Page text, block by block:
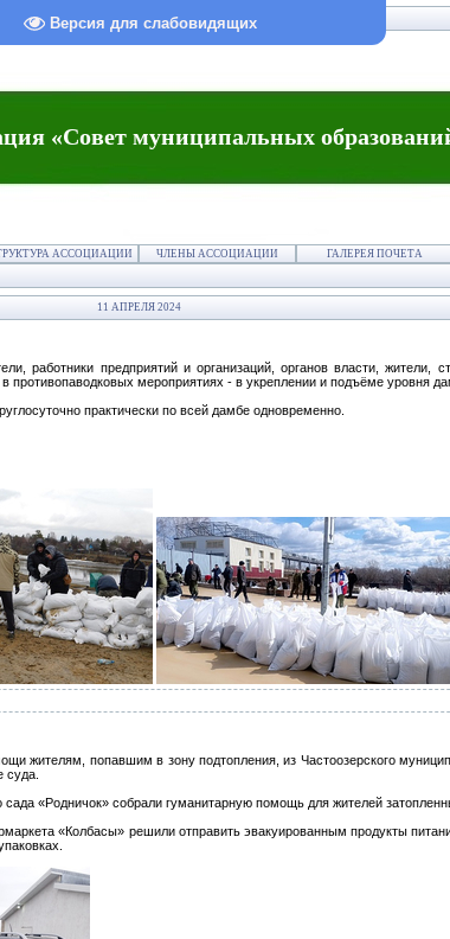
Версия для слабовидящих
«Совет муниципальных
АССОЦИАЦИИ ЧЛЕНЫ АССОЦИАЦИИ ГАЛЕРЕЯ ПОЧЕТА
11 АПРЕЛЯ 2024
работники предприятий и организаций, органов власти, жители,
в противопаводковых мероприятиях - в укреплении и подъёме уровня
практически по всей дамбе одновременно.
жителям, попавшим в зону подтопления, из Частоозерского
сада «Родничок» собрали гуманитарную помощь для жителей
«Колбасы» решили отправить эвакуированным продукты